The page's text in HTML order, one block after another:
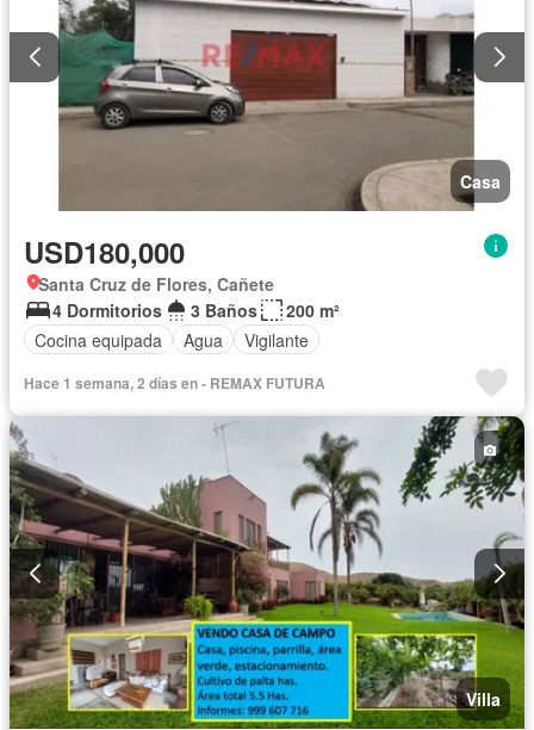
Casa
USD180,000
Santa Cruz de Flores, Cañete
4 Dormitorios
3 Baños
200 m²
Cocina equipada
Agua Vigilante
Hace 1 semana, 2 días en - REMAX FUTURA
Villa